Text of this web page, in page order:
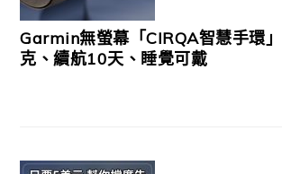
Garmin無螢幕「CIRQA智慧手環
克、續航10天、睡覺可戴